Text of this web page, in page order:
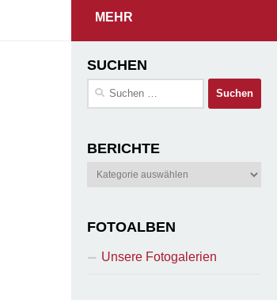
MEHR
SUCHEN
Suchen
BERICHTE
Berichte
FOTOALBEN
Unsere Fotogalerien